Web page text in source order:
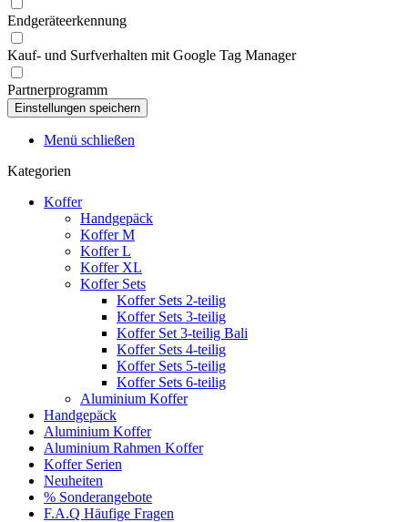
Endgeräteerkennung
Kauf- und Surfverhalten mit Google Tag Manager
Partnerprogramm
Menü schließen
Kategorien
Koffer
Handgepäck
Koffer M
Koffer L
Koffer XL
Koffer Sets
Koffer Sets 2-teilig
Koffer Sets 3-teilig
Koffer Set 3-teilig Bali
Koffer Sets 4-teilig
Koffer Sets 5-teilig
Koffer Sets 6-teilig
Aluminium Koffer
Handgepäck
Aluminium Koffer
Aluminium Rahmen Koffer
Koffer Serien
Neuheiten
% Sonderangebote
F.A.Q Häufige Fragen